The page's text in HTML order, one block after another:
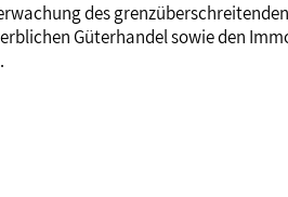
des
Güterhandel sowie den